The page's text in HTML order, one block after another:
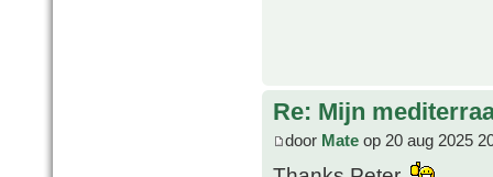
Re: Mijn
door Mate op 20 aug 2025